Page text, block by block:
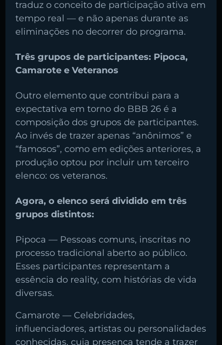
traduz o conceito de participação ativa em
tempo real — e não apenas durante as
eliminações no decorrer do programa.
Três grupos de participantes: Pipoca,
Camarote e Veteranos
Outro elemento que contribui para a
expectativa em torno do BBB 26 é a
composição dos grupos de participantes.
Ao invés de trazer apenas “anônimos” e
“famosos”, como em edições anteriores, a
produção optou por incluir um terceiro
elenco: os veteranos.
Agora, o elenco será dividido em três
grupos distintos:
Pipoca — Pessoas comuns, inscritas no
processo tradicional aberto ao público.
Esses participantes representam a
essência do reality, com histórias de vida
diversas.
Camarote — Celebridades,
influenciadores, artistas ou personalidades
conhecidas, cuja presença tende a trazer